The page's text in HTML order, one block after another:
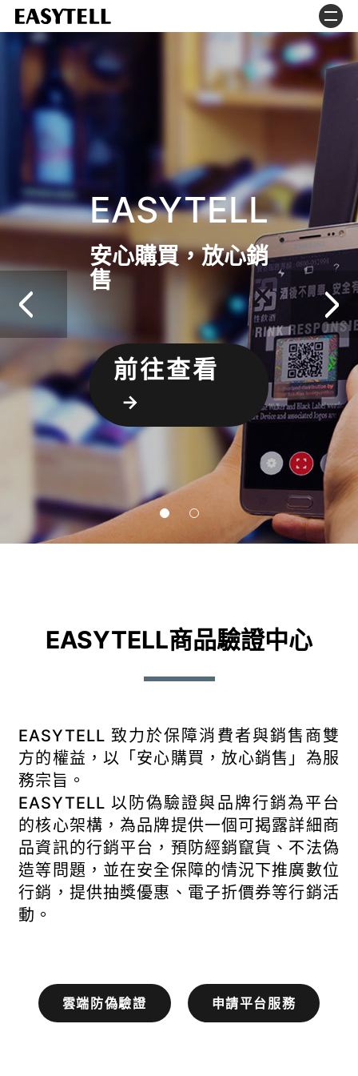
EASYTELL
安心購買，放心銷
售
前往查看
EASYTELL商品驗證中心
EASYTELL 致力於保障消費者與銷售商雙
方的權益，以「安心購買，放心銷售」為服
務宗旨。
EASYTELL 以防偽驗證與品牌行銷為平台
的核心架構，為品牌提供一個可揭露詳細商
品資訊的行銷平台，預防經銷竄貨、不法偽
造等問題，並在安全保障的情況下推廣數位
行銷，提供抽獎優惠、電子折價券等行銷活
雲端防偽驗證 申請平台服務